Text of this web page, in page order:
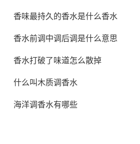
香味最持久的香水是什么香水
香水前调中调后调是什么意思
香水打破了味道怎么散掉
什么叫木质调香水
海洋调香水有哪些